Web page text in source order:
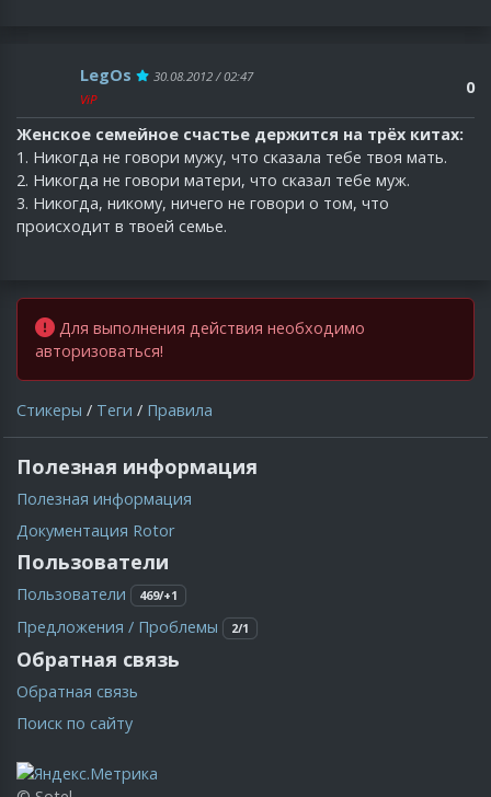
LegOs
30.08.2012 / 02:47
ViP
0
Женское семейное счастье держится на трёх китах:
1. Никогда не говори мужу, что сказала тебе твоя мать.
2. Никогда не говори матери, что сказал тебе муж.
3. Никогда, никому, ничего не говори о том, что
происходит в твоей семье.
Для выполнения действия необходимо
авторизоваться!
Стикеры / Теги / Правила
Полезная информация
Полезная информация
Документация Rotor
Пользователи
Пользователи 469/+1
Предложения / Проблемы 2/1
Обратная связь
Обратная связь
Поиск по сайту